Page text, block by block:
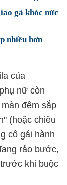
gà khóc nức
nhiều hơn
của
nữ còn
đêm sắp
(hoặc chiêu
cô gái hành
rảo bước,
khi buộc